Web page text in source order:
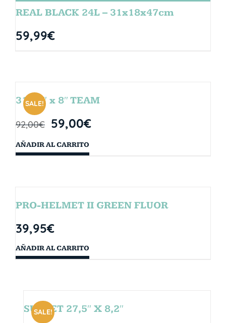
REAL BLACK 24L – 31x18x47cm
59,99€
SALE!
31.75″ x 8″ TEAM
92,00€ 59,00€
AÑADIR AL CARRITO
PRO-HELMET II GREEN FLUOR
39,95€
AÑADIR AL CARRITO
SALE!
SUNSET 27,5″ X 8,2″